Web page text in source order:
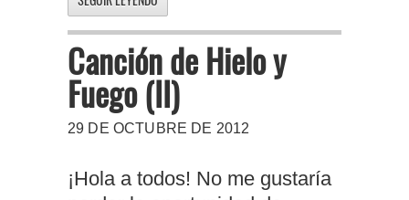
Canción de Hielo y
Fuego (II)
29 DE OCTUBRE DE 2012
¡Hola a todos! No me gustaría